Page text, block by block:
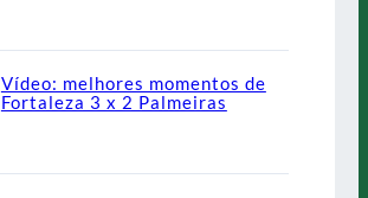
Vídeo: melhores momentos de
Fortaleza 3 x 2 Palmeiras